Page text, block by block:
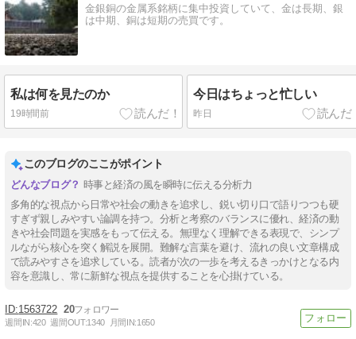
金銀銅の金属系銘柄に集中投資していて、金は長期、銀
は中期、銅は短期の売買です。
私は何を見たのか
19時間前
今日はちょっと忙しい
昨日
このブログのここがポイント
時事と経済の風を瞬時に伝える分析力
多角的な視点から日常や社会の動きを追求し、鋭い切り口で語りつつも硬
すぎず親しみやすい論調を持つ。分析と考察のバランスに優れ、経済の動
きや社会問題を実感をもって伝える。無理なく理解できる表現で、シンプ
ルながら核心を突く解説を展開。難解な言葉を避け、流れの良い文章構成
で読みやすさを追求している。読者が次の一歩を考えるきっかけとなる内
容を意識し、常に新鮮な視点を提供することを心掛けている。
1563722 20
週間IN:420 週間OUT:1340 月間IN:1650